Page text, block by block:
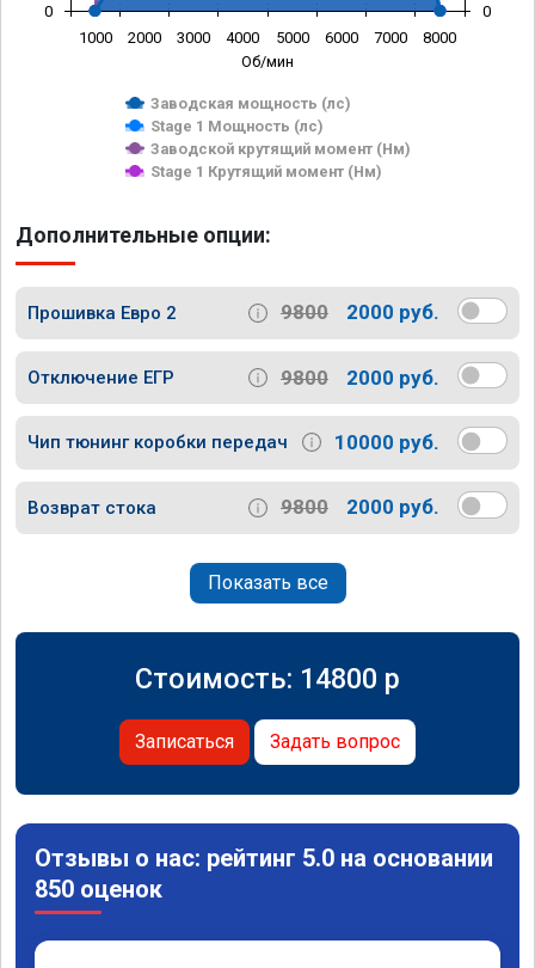
Об/мин
Заводская мощность (лс)
Stage 1 Мощность (лс)
Заводской крутящий момент (Нм)
Stage 1 Крутящий момент (Нм)
1000 2000 3000 4000 5000 6000 7000 8000
0 0
Дополнительные опции:
Прошивка Евро 2 9800 2000 руб.
Отключение ЕГР 9800 2000 руб.
Чип тюнинг коробки передач 10000 руб.
Возврат стока 9800 2000 руб.
Показать все
Стоимость: 14800 p
Записаться Задать вопрос
Отзывы о нас: рейтинг 5.0 на основании
850 оценок